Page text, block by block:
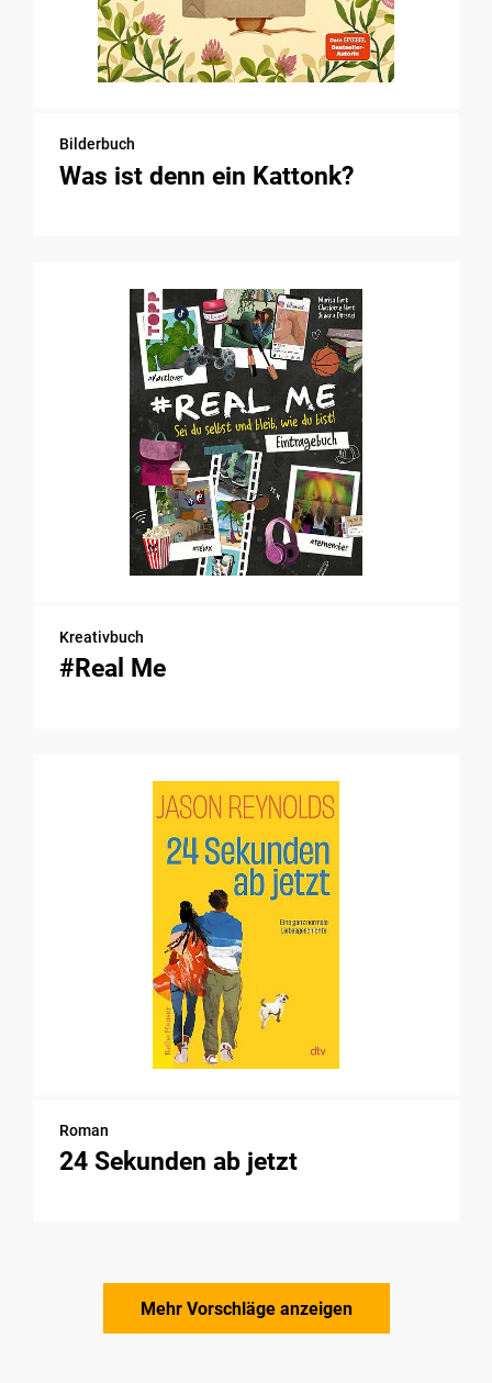
Bilderbuch
Was ist denn ein Kattonk?
Kreativbuch
#Real Me
Roman
24 Sekunden ab jetzt
Mehr Vorschläge anzeigen